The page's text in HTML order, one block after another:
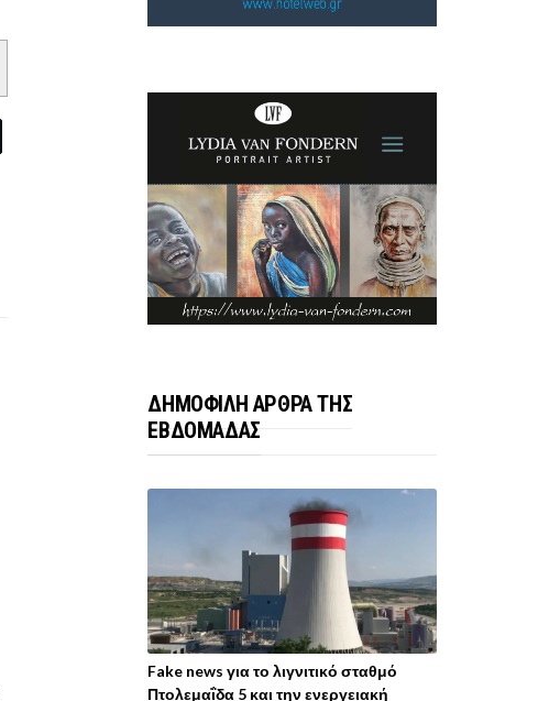
ΔΗΜΟΦΙΛΗ ΑΡΘΡΑ ΤΗΣ
ΕΒΔΟΜΑΔΑΣ
Fake news για το λιγνιτικό σταθμό
Πτολεμαΐδα 5 και την ενεργειακή